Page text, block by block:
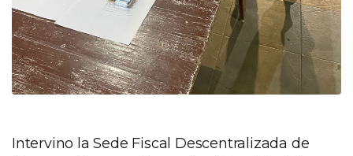
Intervino la Sede Fiscal Descentralizada de